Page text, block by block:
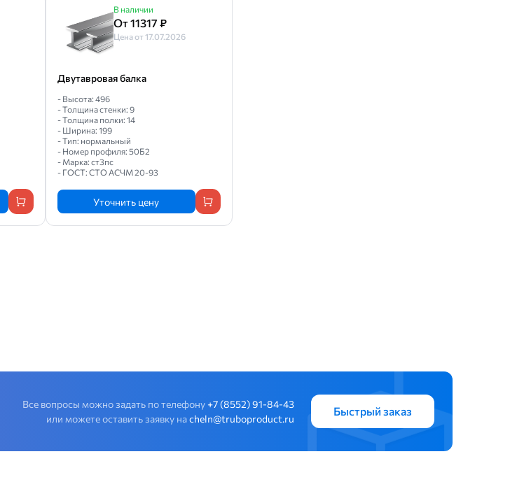
В наличии
От 11317 ₽
Цена от 17.07.2026
Двутавровая балка
- Высота: 496
- Толщина стенки: 9
- Толщина полки: 14
- Ширина: 199
- Тип: нормальный
- Номер профиля: 50Б2
- Марка: ст3пс
- ГОСТ: СТО АСЧМ 20-93
Уточнить цену
Все вопросы можно задать по телефону +7 (8552) 91-84-43
или можете оставить заявку наcheln@truboproduct.ru
Быстрый заказ